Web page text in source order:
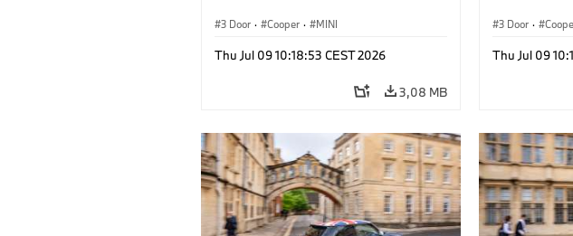
3 Door · Cooper · MINI
Thu Jul 09 10:18:53 CEST 2026
3,08 MB
3 Door ·
Thu Jul 09